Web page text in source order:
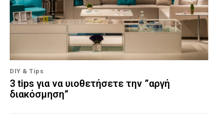
DIY & Tips
3 tips για να υιοθετήσετε την ”αργή
διακόσμηση”